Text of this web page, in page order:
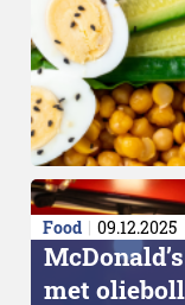
Food 09.12.2025
met